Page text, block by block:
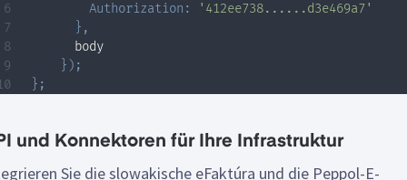
Authorization :
'412ee738......d3e469a7'
} ,
      body
} ) ;
} ;
und Konnektoren für Ihre Infrastruktur
Sie die slowakische eFaktúra und die Peppol-E-